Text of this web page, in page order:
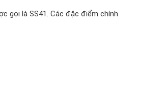
gọi là SS41. Các đặc điểm chính